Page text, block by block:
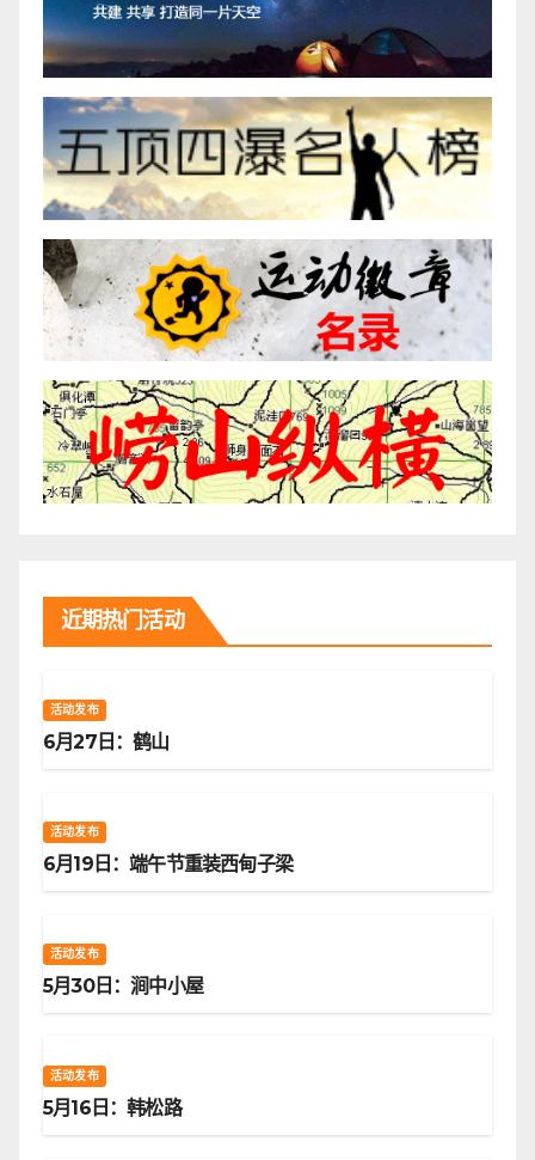
近期热门活动
活动发布
6月27日：鹤山
活动发布
6月19日：端午节重装西甸子梁
活动发布
5月30日：涧中小屋
活动发布
5月16日：韩松路